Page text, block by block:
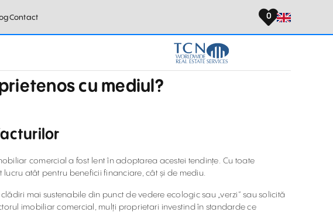
Contact 0
cu mediul?
comercial a fost lent în adoptarea acestei tendințe. Cu toate
atât pentru beneficii financiare, cât și de mediu.
mai sustenabile din punct de vedere ecologic sau „verzi” sau solicită
imobiliar comercial, mulți proprietari investind în standarde ce